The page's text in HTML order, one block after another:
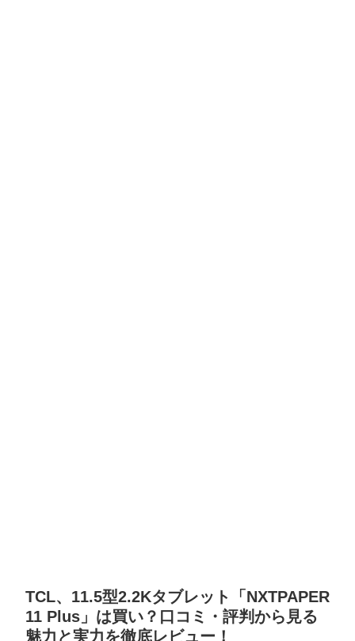
TCL、11.5型2.2Kタブレット「NXTPAPER
11 Plus」は買い？口コミ・評判から見る
魅力と実力を徹底レビュー！